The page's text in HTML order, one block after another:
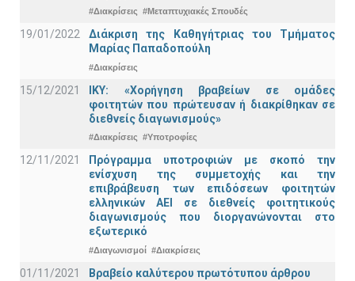
#Διακρίσεις #Μεταπτυχιακές Σπουδές
19/01/2022
Διάκριση της Καθηγήτριας του Τμήματος
Μαρίας Παπαδοπούλη
#Διακρίσεις
15/12/2021
IKY: «Χορήγηση βραβείων σε ομάδες
φοιτητών που πρώτευσαν ή διακρίθηκαν σε
διεθνείς διαγωνισμούς»
#Διακρίσεις #Υποτροφίες
12/11/2021
Πρόγραμμα υποτροφιών με σκοπό την
ενίσχυση της συμμετοχής και την
επιβράβευση των επιδόσεων φοιτητών
ελληνικών ΑΕΙ σε διεθνείς φοιτητικούς
διαγωνισμούς που διοργανώνονται στο
εξωτερικό
#Διαγωνισμοί #Διακρίσεις
01/11/2021 Bραβείο καλύτερου πρωτότυπου άρθρου